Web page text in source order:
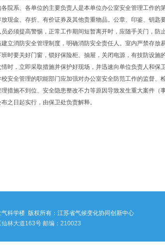
院系、各单位的主要负责人是本单位办公室安全管理工作
现金、存折、有价证券及其他贵重物品。公章、印鉴、钥匙
必须提高警惕，正常工作期间短暂离开时，应随手关门，防
立消防安全管理制度，明确消防安全责任人。室内严禁存放
时要关好门窗，锁好保险柜、抽屉，关闭电源，有技防设施
时，立即采取措施并保护好现场，并迅速向单位负责人和保卫
安全管理的职能部门应加强对办公室安全防范工作的监督
措施不到位、安全隐患整改不力等原因导致发生重大案件（
之日起实行，由保卫处负责解释。
气科学楼 版权所有：江苏省气候变化协同创新中心
林大道163号 邮编：210023